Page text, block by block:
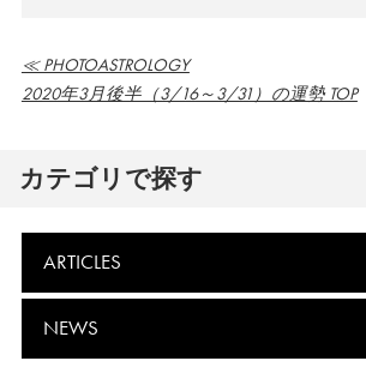
≪ PHOTOASTROLOGY
2020年3月後半（3/16～3/31）の運勢 TOP
カテゴリで探す
ARTICLES
NEWS